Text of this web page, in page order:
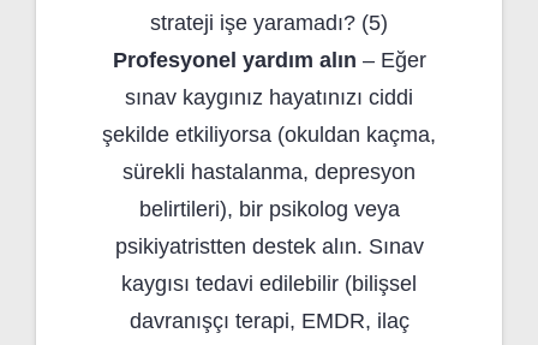
strateji işe yaramadı? (5)
Profesyonel yardım alın – Eğer
sınav kaygınız hayatınızı ciddi
şekilde etkiliyorsa (okuldan kaçma,
sürekli hastalanma, depresyon
belirtileri), bir psikolog veya
psikiyatristten destek alın. Sınav
kaygısı tedavi edilebilir (bilişsel
davranışçı terapi, EMDR, ilaç